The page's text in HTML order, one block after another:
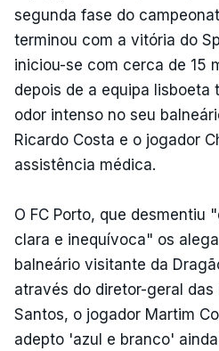
segunda fase do
terminou com a vitória do
iniciou-se com cerca de 15
depois de a equipa lisboeta
odor intenso no seu
Ricardo Costa e o jogador
assistência médica.
O FC Porto, que desmentiu
clara e inequívoca" os
balneário visitante da
através do diretor-geral das
Santos, o jogador Martim
adepto 'azul e branco'